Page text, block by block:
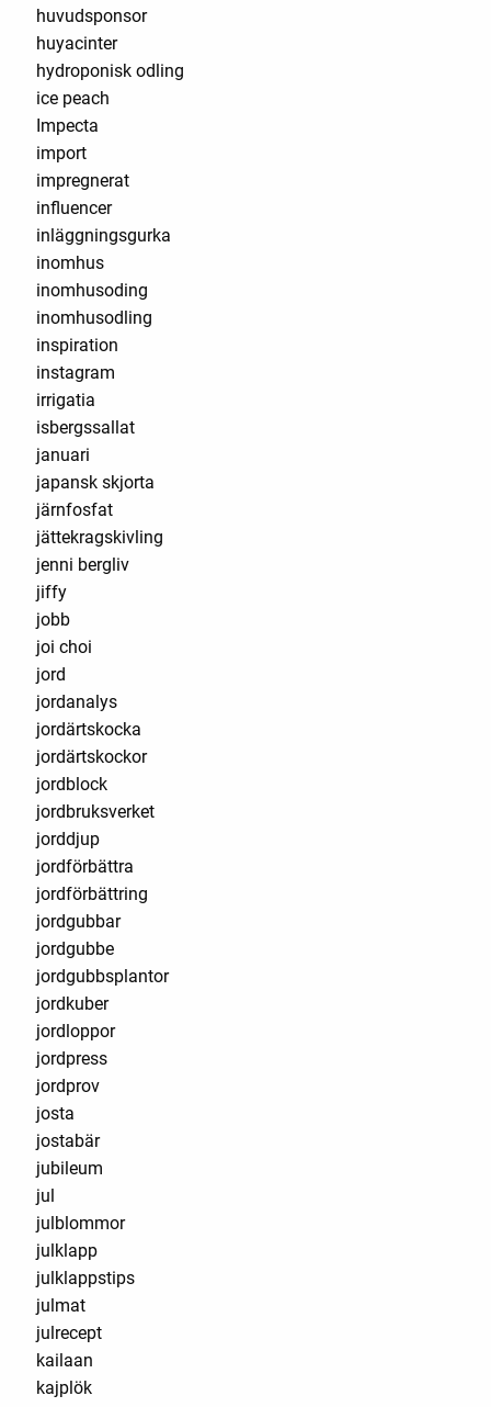
huvudsponsor
huyacinter
hydroponisk odling
ice peach
Impecta
import
impregnerat
influencer
inläggningsgurka
inomhus
inomhusoding
inomhusodling
inspiration
instagram
irrigatia
isbergssallat
januari
japansk skjorta
järnfosfat
jättekragskivling
jenni bergliv
jiffy
jobb
joi choi
jord
jordanalys
jordärtskocka
jordärtskockor
jordblock
jordbruksverket
jorddjup
jordförbättra
jordförbättring
jordgubbar
jordgubbe
jordgubbsplantor
jordkuber
jordloppor
jordpress
jordprov
josta
jostabär
jubileum
jul
julblommor
julklapp
julklappstips
julmat
julrecept
kailaan
kajplök